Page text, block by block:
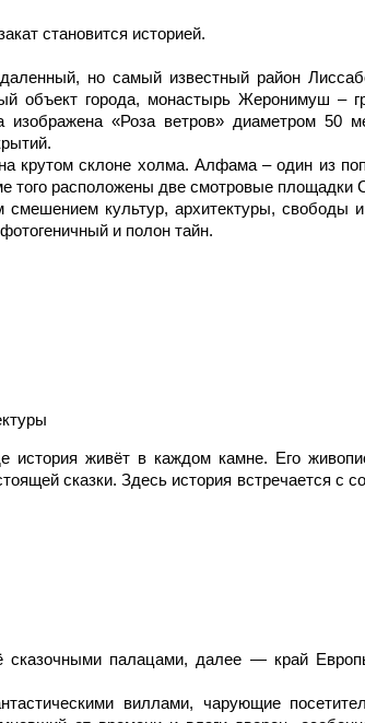
становится историей.
но самый известный район
города, монастырь Жеронимуш –
«Роза ветров» диаметром 50
склоне холма. Алфама – один из
того расположены две смотровые
культур, архитектуры, свободы и
и полон тайн.
живёт в каждом камне. Его
сказки. Здесь история встречается с
палацами, далее — край
виллами, чарующие